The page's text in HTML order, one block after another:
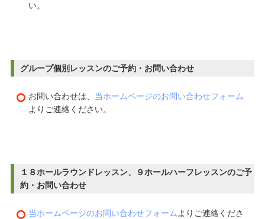
い。
グループ個別レッスンのご予約・お問い合わせ
お問い合わせは、 当ホームページのお問い合わせフォーム
よりご連絡ください。
１８ホールラウンドレッスン、９ホールハーフレッスンのご予
約・お問い合わせ
当ホームページのお問い合わせフォーム よりご連絡くださ